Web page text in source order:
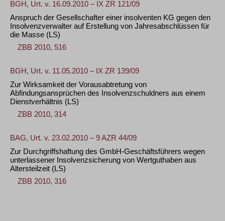
BGH, Urt. v. 16.09.2010 – IX ZR 121/09
Anspruch der Gesellschafter einer insolventen KG gegen den
Insolvenzverwalter auf Erstellung von Jahresabschlüssen für
die Masse (LS)
ZBB 2010, 516
BGH, Urt. v. 11.05.2010 – IX ZR 139/09
Zur Wirksamkeit der Vorausabtretung von
Abfindungsansprüchen des Insolvenzschuldners aus einem
Dienstverhältnis (LS)
ZBB 2010, 314
BAG, Urt. v. 23.02.2010 – 9 AZR 44/09
Zur Durchgriffshaftung des GmbH-Geschäftsführers wegen
unterlassener Insolvenzsicherung von Wertguthaben aus
Altersteilzeit (LS)
ZBB 2010, 316